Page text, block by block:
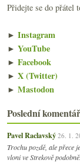
Přidejte se do přátel
► Instagram
► YouTube
► Facebook
► X (Twitter)
► Mastodon
Poslední
Pavel Raclavský 26. 1.
Trochu pozdě, ale přece
vloni ve Strekově